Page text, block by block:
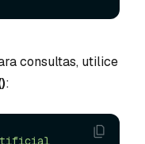
consultas, utilice
: